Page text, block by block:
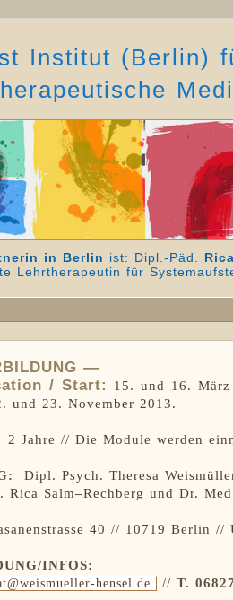
Institut (Berlin)
in Berlin ist: Dipl.-Päd.
Lehrtherapeutin für
—
/ Start:
15. und 16.
und 23. November 2013.
2 Jahre // Die Module werden
Dipl. Psych. Theresa
Rica Salm–Rechberg und Dr.
40 // 10719 Berlin //
INFOS:
hensel.de // T.